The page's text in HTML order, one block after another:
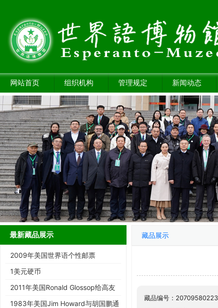
网站首页 组织机构 管理规定 新闻动态
最新藏品展示
2009年美国世界语个性邮票
1美元硬币
2011年美国Ronald Glossop给高友
铭寄书的信封
1983年美国Jim Howard与胡国鹏通
藏品展示
藏品编号：